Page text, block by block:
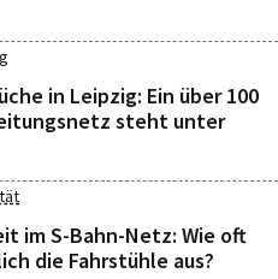
in Leipzig: Ein über 100
steht unter
im S-Bahn-Netz: Wie oft
die Fahrstühle aus?